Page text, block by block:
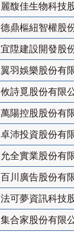
麗馥佳生物科技
德鼎樞紐智權股
宜陞建設開發股
翼羽娛樂股份有
攸詩覓股份有限
萬陽控股股份有
卓沛投資股份有
允全實業股份有
百川廣告股份有
法可夢資訊科技
集合家股份有限